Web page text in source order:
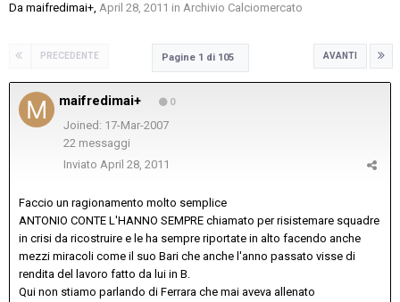
Da maifredimai+, April 28, 2011 in Archivio Calciomercato
PRECEDENTE AVANTI
Pagine 1 di 105
maifredimai+ 0
Joined: 17-Mar-2007
22 messaggi
Inviato April 28, 2011
Faccio un ragionamento molto semplice
ANTONIO CONTE L'HANNO SEMPRE chiamato per risistemare squadre
in crisi da ricostruire e le ha sempre riportate in alto facendo anche
mezzi miracoli come il suo Bari che anche l'anno passato visse di
rendita del lavoro fatto da lui in B.
Qui non stiamo parlando di Ferrara che mai aveva allenato